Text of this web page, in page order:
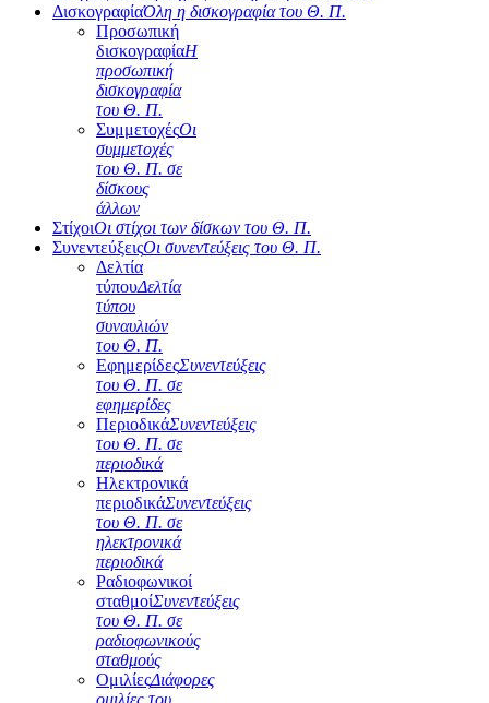
ΔισκογραφίαΌλη η δισκογραφία του Θ. Π.
Προσωπική
δισκογραφίαΗ
προσωπική
δισκογραφία
του Θ. Π.
ΣυμμετοχέςΟι
συμμετοχές
του Θ. Π. σε
δίσκους
άλλων
ΣτίχοιΟι στίχοι των δίσκων του Θ. Π.
ΣυνεντεύξειςΟι συνεντεύξεις του Θ. Π.
Δελτία
τύπουΔελτία
τύπου
συναυλιών
του Θ. Π.
ΕφημερίδεςΣυνεντεύξεις
του Θ. Π. σε
εφημερίδες
ΠεριοδικάΣυνεντεύξεις
του Θ. Π. σε
περιοδικά
Ηλεκτρονικά
περιοδικάΣυνεντεύξεις
του Θ. Π. σε
ηλεκτρονικά
περιοδικά
Ραδιοφωνικοί
σταθμοίΣυνεντεύξεις
του Θ. Π. σε
ραδιοφωνικούς
σταθμούς
ΟμιλίεςΔιάφορες